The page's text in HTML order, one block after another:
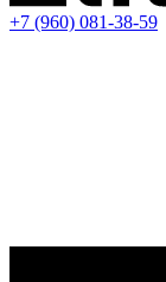
+7 (960) 081-38-59